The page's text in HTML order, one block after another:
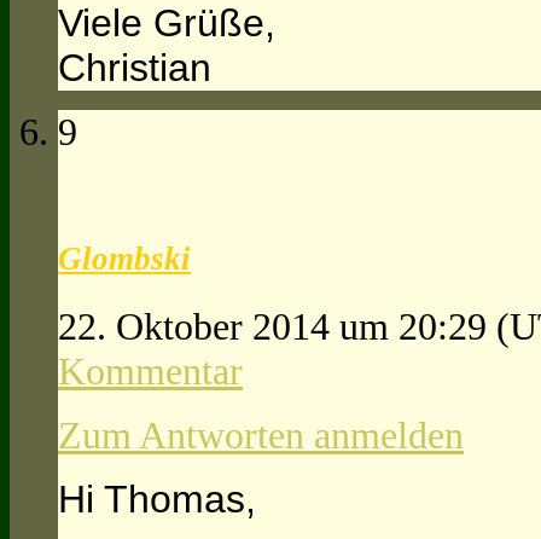
Viele Grüße,
Christian
9
Glombski
22. Oktober 2014 um 20:29
Kommentar
Zum Antworten anmelden
Hi Thomas,